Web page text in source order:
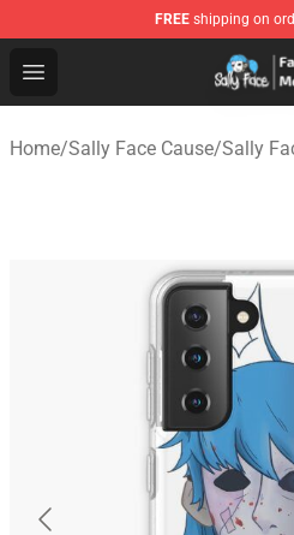
FREE shipping on
Open menu
Sally Face Store - Official
Home/Sally Face Cause/Sally